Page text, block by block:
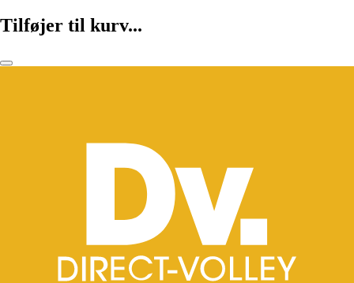
Tilføjer til kurv...